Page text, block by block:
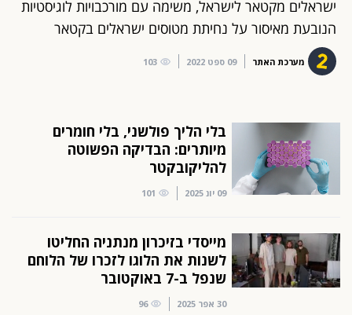
ישראלים מקטאר לישראל, משימה עם מורכבויות לוגיסטיות
הנובעת מאיסור על נחיתת מטוסים ישראלים בקטאר
מערכת האתר 09 ספט 2022 103
בלי הליך פולשני, בלי חומרים
מיותרים: הבדיקה הפשוטה
להליקובקטר
09 יונ 2025 101
מייסדי בזיכרון מנתניה החליטו
לשנות את הלוגו לזכרו של הלוחם
שנפל ב-7 באוקטובר
30 אפר 2025 96